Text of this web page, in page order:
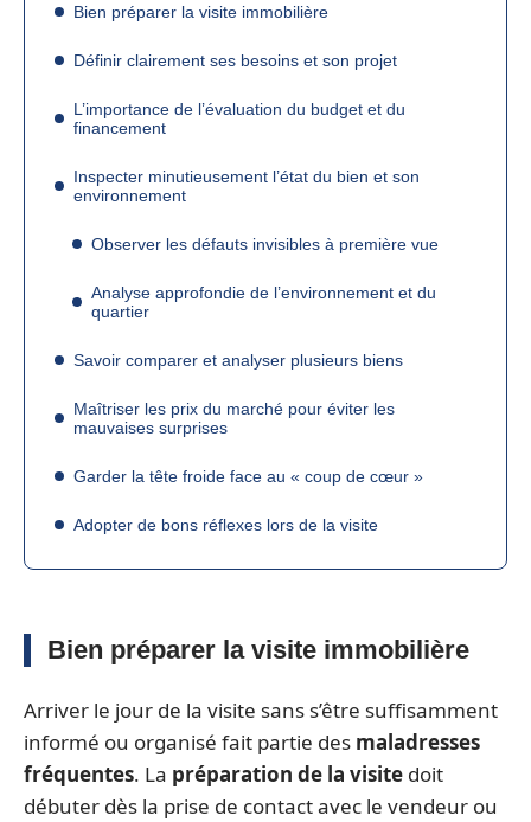
Bien préparer la visite immobilière
Définir clairement ses besoins et son projet
L’importance de l’évaluation du budget et du
financement
Inspecter minutieusement l’état du bien et son
environnement
Observer les défauts invisibles à première vue
Analyse approfondie de l’environnement et du
quartier
Savoir comparer et analyser plusieurs biens
Maîtriser les prix du marché pour éviter les
mauvaises surprises
Garder la tête froide face au « coup de cœur »
Adopter de bons réflexes lors de la visite
Bien préparer la visite immobilière
Arriver le jour de la visite sans s’être suffisamment
informé ou organisé fait partie des maladresses
fréquentes. La préparation de la visite doit
débuter dès la prise de contact avec le vendeur ou